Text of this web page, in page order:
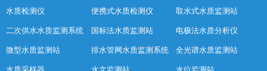
水质检测仪 便携式水质检测仪 取水式水质监测站
二次供水水质监测系统 国标法水质监测站 电极法水质分析仪
微型水质监测站 排水管网水质监测系统 全光谱水质监测站